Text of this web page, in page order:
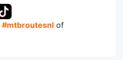
#mtbroutesnl of